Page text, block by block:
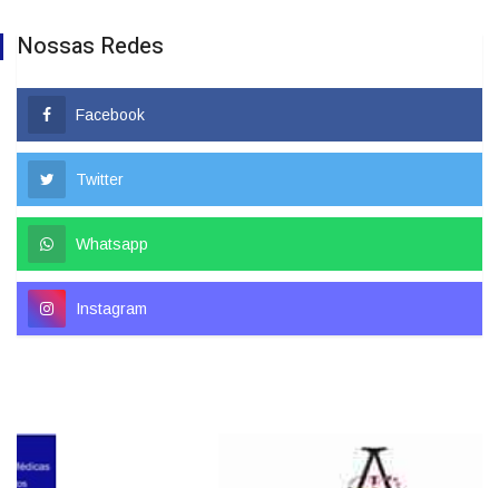
Nossas Redes
Facebook
Twitter
Whatsapp
Instagram